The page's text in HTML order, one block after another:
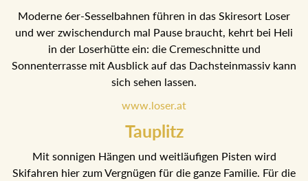
Moderne 6er-Sesselbahnen führen in das Skiresort Loser und
wer zwischendurch mal Pause braucht, kehrt bei Heli in der
Loserhütte ein: die Cremeschnitte und Sonnenterrasse mit
Ausblick auf das Dachsteinmassiv kann sich sehen lassen.
www.loser.at
Tauplitz
Mit sonnigen Hängen und weitläufigen Pisten wird Skifahren
hier zum Vergnügen für die ganze Familie. Für die Pause
zwischendurch, ist das neue Restaurant "die Tauplitzerin"